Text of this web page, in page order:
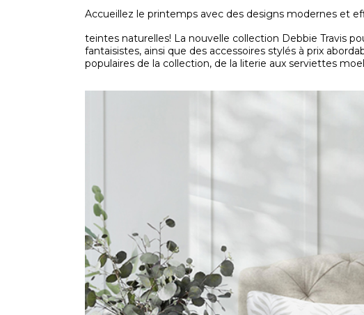
Accueillez le printemps avec des designs modernes et
teintes naturelles! La nouvelle collection Debbie Travis
fantaisistes, ainsi que des accessoires stylés à prix
populaires de la collection, de la literie aux serviettes